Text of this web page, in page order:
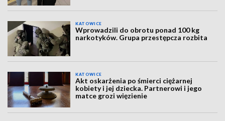
KATOWICE
Wprowadzili do obrotu ponad 100 kg
narkotyków. Grupa przestępcza rozbita
KATOWICE
Akt oskarżenia po śmierci ciężarnej
kobiety i jej dziecka. Partnerowi i jego
matce grozi więzienie